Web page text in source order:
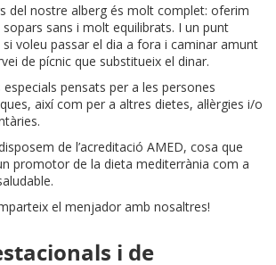
del nostre alberg és molt complet: oferim
sans i molt equilibrats. I un punt
voleu passar el dia a fora i caminar amunt
de pícnic que substitueix el dinar.
pensats per a les persones
així com per a altres dietes, al·lèrgies i/o
de l’acreditació AMED, cosa que
promotor de la dieta mediterrània com a
el menjador amb nosaltres!
i de